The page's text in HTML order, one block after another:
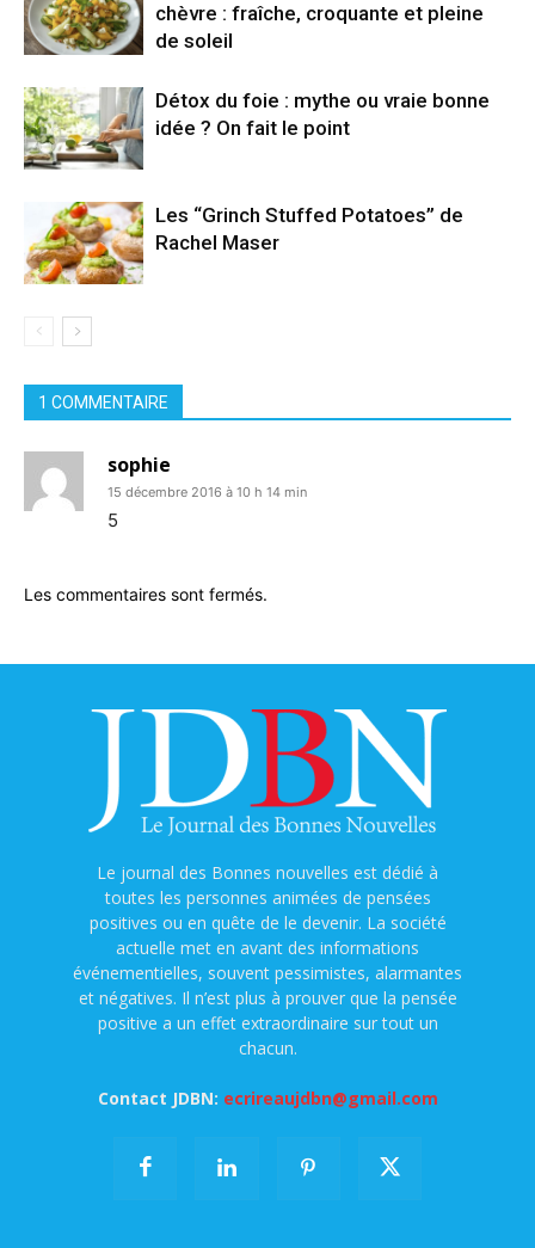
chèvre : fraîche, croquante et pleine
de soleil
Détox du foie : mythe ou vraie bonne
idée ? On fait le point
Les “Grinch Stuffed Potatoes” de
Rachel Maser
1 COMMENTAIRE
sophie
15 décembre 2016 à 10 h 14 min
5
Les commentaires sont fermés.
Le journal des Bonnes nouvelles est dédié à
toutes les personnes animées de pensées
positives ou en quête de le devenir. La société
actuelle met en avant des informations
événementielles, souvent pessimistes, alarmantes
et négatives. Il n’est plus à prouver que la pensée
positive a un effet extraordinaire sur tout un
chacun.
Contact JDBN: ecrireaujdbn@gmail.com